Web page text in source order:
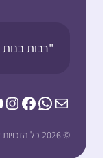
"רבות
Mail
© 2026 כל הזכויות שמורות להדרן